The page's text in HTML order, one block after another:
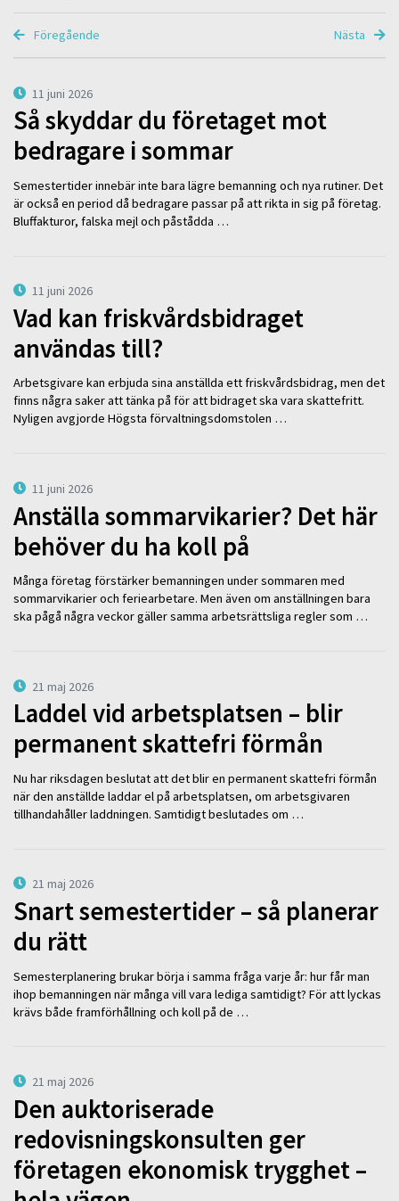
Föregående Nästa
11 juni 2026
Så skyddar du företaget mot
bedragare i sommar
Semestertider innebär inte bara lägre bemanning och nya rutiner. Det
är också en period då bedragare passar på att rikta in sig på företag.
Bluffakturor, falska mejl och påstådda …
11 juni 2026
Vad kan friskvårdsbidraget
användas till?
Arbetsgivare kan erbjuda sina anställda ett friskvårdsbidrag, men det
finns några saker att tänka på för att bidraget ska vara skattefritt.
Nyligen avgjorde Högsta förvaltningsdomstolen …
11 juni 2026
Anställa sommarvikarier? Det här
behöver du ha koll på
Många företag förstärker bemanningen under sommaren med
sommarvikarier och feriearbetare. Men även om anställningen bara
ska pågå några veckor gäller samma arbetsrättsliga regler som …
21 maj 2026
Laddel vid arbetsplatsen – blir
permanent skattefri förmån
Nu har riksdagen beslutat att det blir en permanent skattefri förmån
när den anställde laddar el på arbetsplatsen, om arbetsgivaren
tillhandahåller laddningen. Samtidigt beslutades om …
21 maj 2026
Snart semestertider – så planerar
du rätt
Semesterplanering brukar börja i samma fråga varje år: hur får man
ihop bemanningen när många vill vara lediga samtidigt? För att lyckas
krävs både framförhållning och koll på de …
21 maj 2026
Den auktoriserade
redovisningskonsulten ger
företagen ekonomisk trygghet –